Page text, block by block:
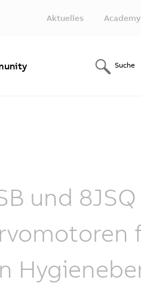
Aktuelles Academy
Suche
und